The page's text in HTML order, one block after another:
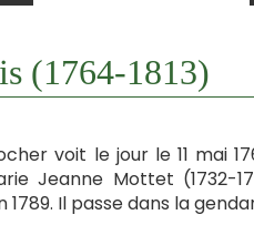
(1764-1813)
voit le jour le 11 mai
Jeanne Mottet (1732-
Il passe dans la